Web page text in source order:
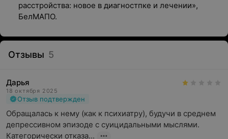
расстройства: новое в диагностпке и лечении»,
БелМАПО.
Отзывы 5
Дарья
18 октября 2025
Отзыв подтвержден
Обращалась к нему (как к психиатру), будучи в среднем
депрессивном эпизоде с суицидальными мыслями.
Категорически отказа...